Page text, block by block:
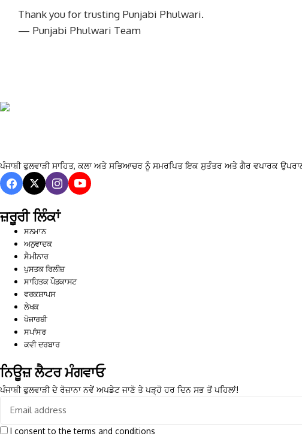
Thank you for trusting Punjabi Phulwari.
— Punjabi Phulwari Team
ਪੰਜਾਬੀ ਫੁਲਵਾੜੀ ਸਾਹਿਤ, ਕਲਾ ਅਤੇ ਸਭਿਆਚਰ ਨੂੰ ਸਮਰਪਿਤ ਇਕ ਸੁਤੰਤਰ ਅਤੇ ਗੈਰ ਵਪਾਰਕ
ਜ਼ਰੂਰੀ ਲਿੰਕਾਂ
ਸਨਮਾਨ
ਅਨੁਵਾਦਕ
ਸੈਮੀਨਾਰ
ਪੁਸਤਕ ਰਿਲੀਜ਼
ਸਾਹਿਤਕ ਪੌਡਕਾਸਟ
ਵਰਕਸ਼ਾਪਸ
ਲੇਖਕ
ਖੋਜਾਰਥੀ
ਸਪਾਂਸਰ
ਕਵੀ ਦਰਬਾਰ
ਨਿਊਜ਼ ਲੈਟਰ ਮੰਗਵਾਓ
ਪੰਜਾਬੀ ਫੁਲਵਾੜੀ ਦੇ ਰੋਜ਼ਾਨਾ ਨਵੇਂ ਅਪਡੇਟ ਜਾਣੋ ਤੇ ਪੜ੍ਹੋ ਹਰ ਦਿਨ ਸਭ ਤੋਂ ਪਹਿਲਾਂ!
I consent to the terms and conditions